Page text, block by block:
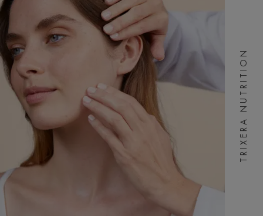
TRIXERA NUTRITION